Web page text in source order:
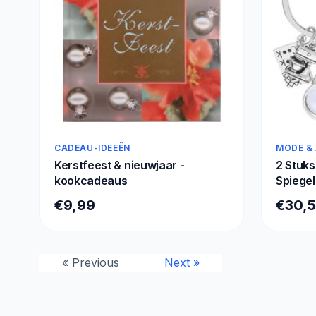
€30,14
CADEAU-IDEEËN
Kerstfeest & nieuwjaar -
kookcadeaus
€9,99
MODE &
2
« Previous Next »